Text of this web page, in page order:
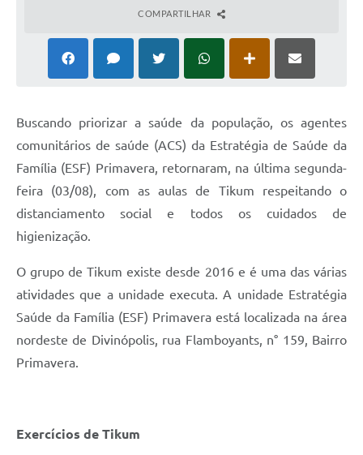
COMPARTILHAR
Buscando priorizar a saúde da população, os agentes
comunitários de saúde (ACS) da Estratégia de Saúde da
Família (ESF) Primavera, retornaram, na última segunda-
feira (03/08), com as aulas de Tikum respeitando o
distanciamento social e todos os cuidados de
higienização.
O grupo de Tikum existe desde 2016 e é uma das várias
atividades que a unidade executa. A unidade Estratégia
Saúde da Família (ESF) Primavera está localizada na área
nordeste de Divinópolis, rua Flamboyants, n° 159, Bairro
Primavera.
Exercícios de Tikum